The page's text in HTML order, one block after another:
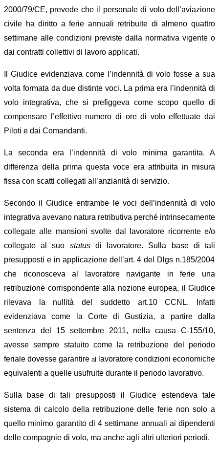
2000/79/CE, prevede che il personale di volo dell’aviazione
civile ha diritto a ferie annuali retribuite di almeno quattro
settimane alle condizioni previste dalla normativa vigente o
dai contratti collettivi di lavoro applicati.
l Giudice evidenziava come l’indennità di volo fosse a sua
volta formata da due distinte voci. La prima era l’indennità di
volo integrativa, che si prefiggeva come scopo quello di
compensare l’effettivo numero di ore di volo effettuate dai
Piloti e dai Comandanti.
La seconda era l’indennità di volo minima garantita. A
differenza della prima questa voce era attribuita in misura
fissa con scatti collegati all’anzianità di servizio.
Secondo ilGiudice entrambe le voci dell’indennità di volo
integrativa avevano natura retributiva perché intrinsecamente
collegate alle mansioni svolte dal lavoratore ricorrente e/o
collegate al suo statusdi lavoratore. Sulla base di tal i
presupposti e in applicazione dell’art. 4 del Dlgs n.185/2004
che riconosceva al lavoratore navigante in ferie una
retribuzione corrispondente alla nozione europea, il Giudice
rilevava la nullità del suddetto art.10 CCNL. Infatti
evidenziavacome la Corte di Gustizia, a partire dalla
sentenza del 15 settembre 2011, nella causa C-155/10,
avesse sempre statuito come la retribuzione del periodo
feriale dovesse garantire al lavoratore condizioni economiche
equivalenti a quelle usufruite durante il periodo lavorativo.
Sulla base di tali presupposti i l Giudice estendeva tale
sistema di calcolo della retribuzione delle ferie non solo a
quello minimo garantito di 4 settimane annuali ai dipendenti
delle compagnie di volo, ma anche agli altri ulteriori periodi.